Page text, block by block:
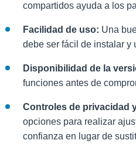
compartidos ayuda a los
Facilidad de uso: Una
debe ser fácil de instalar y
Disponibilidad de la
funciones antes de
Controles de privacidad
opciones para realizar
confianza en lugar de